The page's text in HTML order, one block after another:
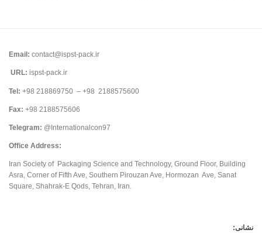
Email: contact@ispst-pack.ir
URL: ispst-pack.ir
Tel: +98 218869750 – +98 2188575600
Fax: +98 2188575606
Telegram: @Internationalcon97
Office Address:
Iran Society of Packaging Science and Technology, Ground Floor, Building
Asra, Corner of Fifth Ave, Southern Pirouzan Ave, Hormozan Ave, Sanat
Square, Shahrak-E Qods, Tehran, Iran.
نشانی: